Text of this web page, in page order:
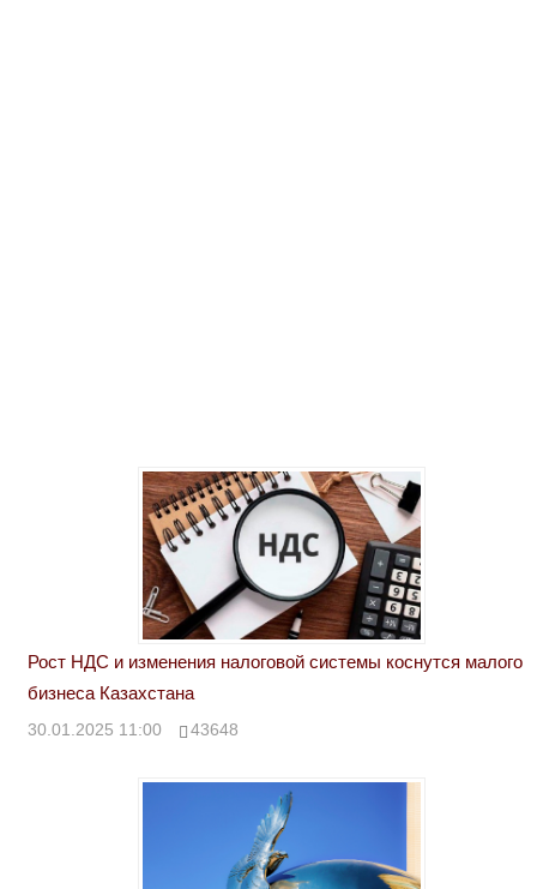
Рост НДС и изменения налоговой системы коснутся малого
бизнеса Казахстана
30.01.2025 11:00 43648